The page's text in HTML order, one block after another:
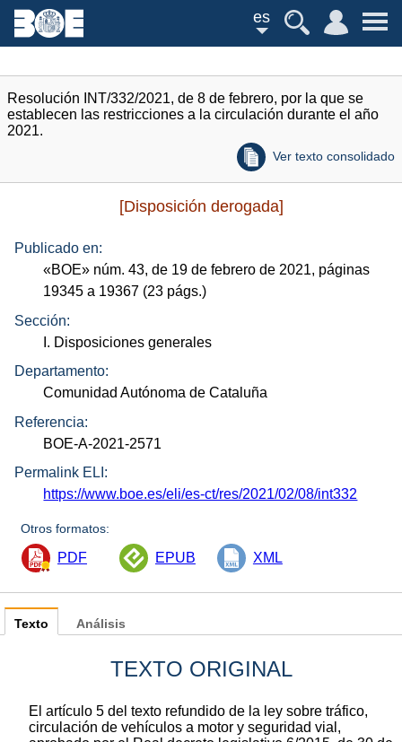
es
Resolución INT/332/2021, de 8 de febrero, por la que se
establecen las restricciones a la circulación durante el año
2021.
Ver texto consolidado
[Disposición derogada]
Publicado en:
«BOE» núm. 43, de 19 de febrero de 2021, páginas
19345 a 19367 (23 págs.)
Sección:
I. Disposiciones generales
Departamento:
Comunidad Autónoma de Cataluña
Referencia:
BOE-A-2021-2571
Permalink ELI:
https://www.boe.es/eli/es-ct/res/2021/02/08/int332
Otros formatos:
PDF EPUB XML
Texto
TEXTO ORIGINAL
El artículo 5 del texto refundido de la ley sobre tráfico,
circulación de vehículos a motor y seguridad vial,
Análisis